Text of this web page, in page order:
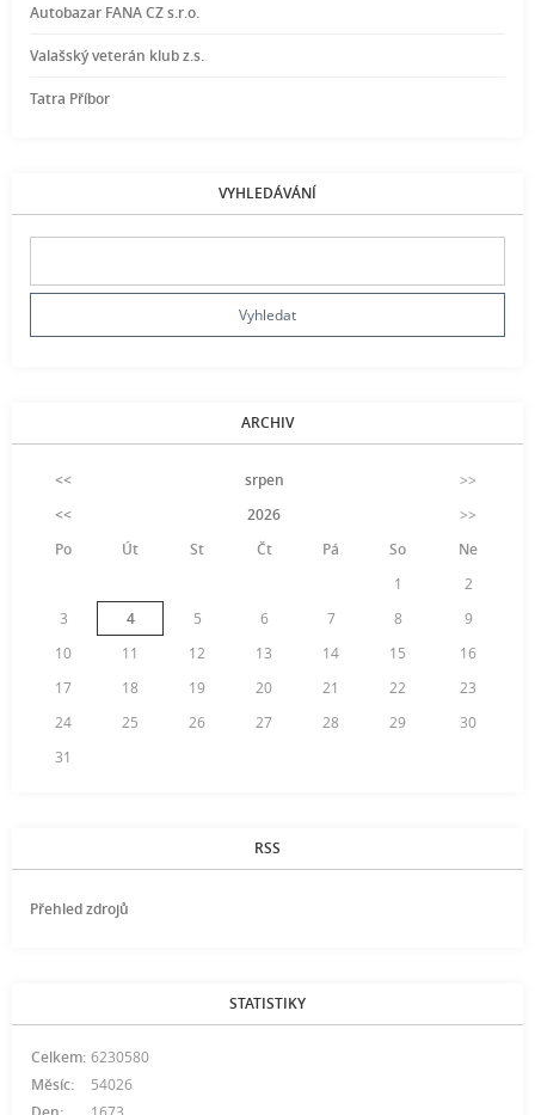
Autobazar FANA CZ s.r.o.
Valašský veterán klub z.s.
Tatra Příbor
VYHLEDÁVÁNÍ
ARCHIV
<< srpen
>>
<<
2026
>>
Po
Út St Čt Pá So
Ne
1
2
3
4 5 6 7 8
9
10
11 12 13 14 15
16
17
18 19 20 21 22
23
24
25 26 27 28 29
30
31
RSS
Přehled zdrojů
STATISTIKY
Celkem: 6230580
Měsíc:
54026